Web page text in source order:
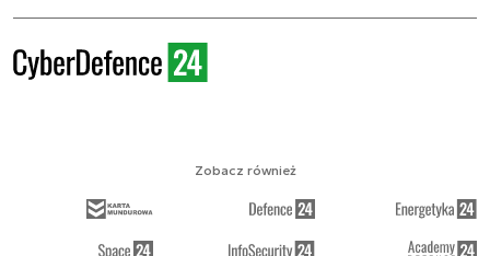
Zobacz również